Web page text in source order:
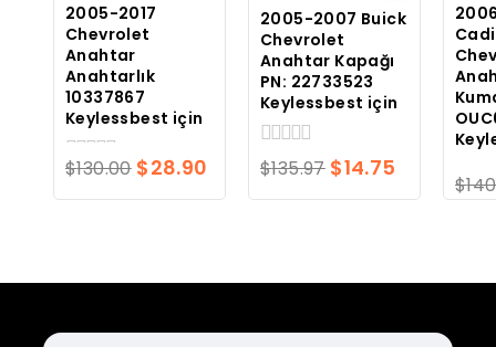
2005-2017
Chevrolet
Anahtar
Anahtarlık
10337867
Keylessbest için
0
toplam
$130.00 Orijinal
fiyatı:
$28.90 Mevcut
fiyat:
2005-2007 Buick
Chevrolet
Anahtar Kapağı
PN: 22733523
Keylessbest için
0
toplam
5
$135.97 Orijinal
fiyatı:
$14.75
fiyat:0
$